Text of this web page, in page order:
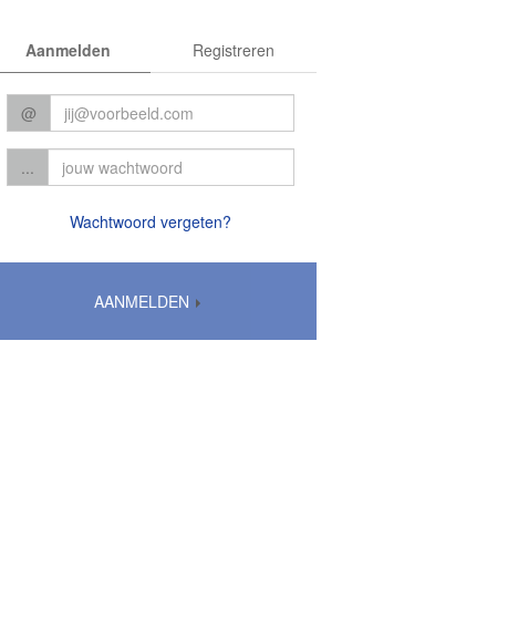
Aanmelden Registreren
@
...
Wachtwoord vergeten?
AANMELDEN
© 2026 CC Het Perron